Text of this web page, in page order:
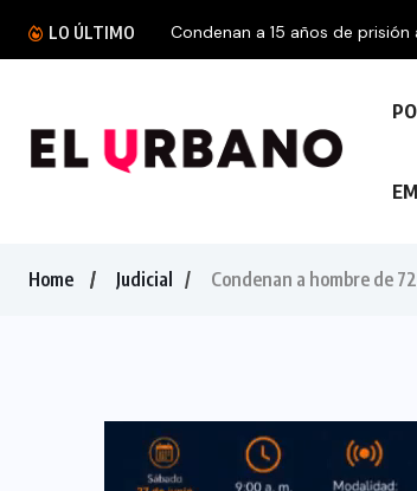
LO ÚLTIMO Condenan a 15 años de prisión
Home Judicial Condenan a hombre de